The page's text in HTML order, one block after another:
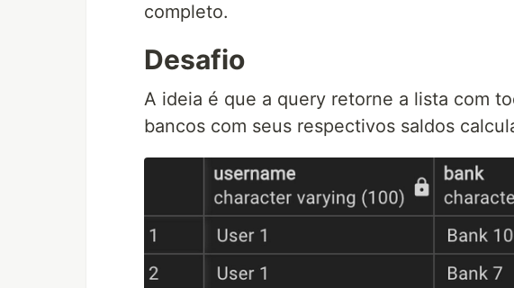
completo.
Desafio
A ideia é que a query retorne a lista com
bancos com seus respectivos saldos